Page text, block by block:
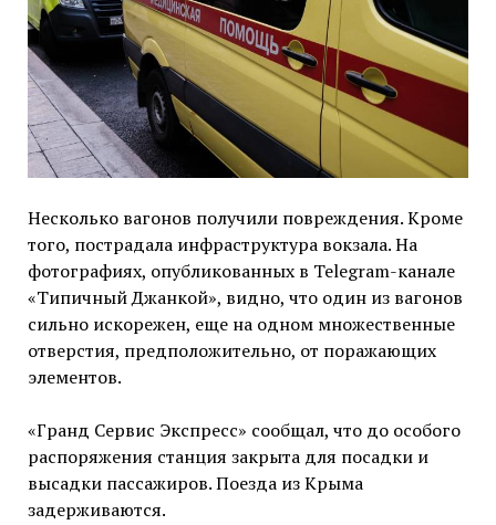
Несколько вагонов получили повреждения. Кроме
того, пострадала инфраструктура вокзала. На
фотографиях, опубликованных в Telegram-канале
«Типичный Джанкой», видно, что один из вагонов
сильно искорежен, еще на одном множественные
отверстия, предположительно, от поражающих
элементов.
«Гранд Сервис Экспресс» сообщал, что до особого
распоряжения станция закрыта для посадки и
высадки пассажиров. Поезда из Крыма
задерживаются.